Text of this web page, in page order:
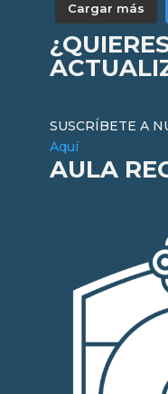
Cargar más
SUSCRÍBETE A
Aquí
AULA